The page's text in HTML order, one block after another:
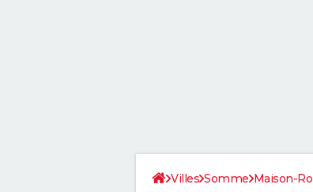
Villes Somme Maison-